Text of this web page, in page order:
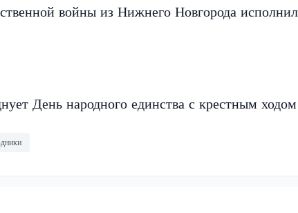
войны из Нижнего Новгорода
День народного единства с крестным